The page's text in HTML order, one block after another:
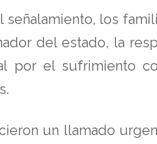
señalamiento, los
del estado, la
por el sufrimiento
un llamado